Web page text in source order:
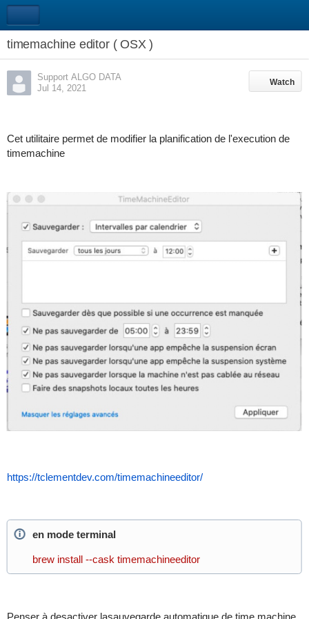
timemachine editor ( OSX )
Support ALGO DATA
Jul 14, 2021
Watch
Watch
Cet utilitaire permet de modifier la planification de l'execution de
timemachine
https://tclementdev.com/timemachineeditor/
en mode terminal
brew install --cask timemachineeditor
Penser à desactiver lasauvegarde automatique de time machine